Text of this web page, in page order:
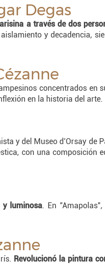
Degas
a través de dos
y decadencia,
concentrados en
en la historia del arte.
y del Museo d’Orsay de
con una composición
y luminosa. En
Revolucionó la pintura